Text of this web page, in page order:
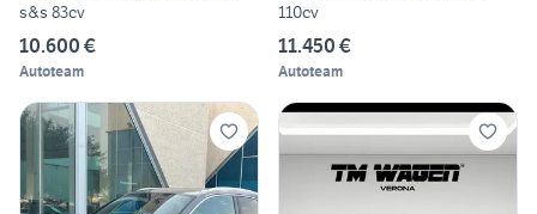
s&s 83cv
10.600 €
Autoteam
110cv
11.450 €
Autoteam